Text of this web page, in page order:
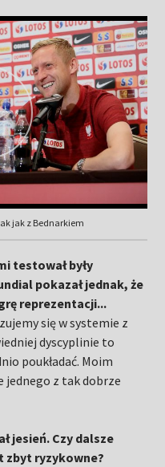
jak z Bednarkiem
testował były
pokazał jednak, że
reprezentacji...
się w systemie z
dyscyplinie to
poukładać. Moim
jednego z tak dobrze
jesień. Czy dalsze
zbyt ryzykowne?